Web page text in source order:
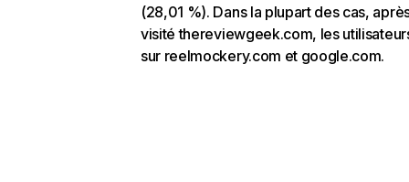
(28,01 %). Dans la plupart des cas,
visité thereviewgeek.com, les
sur reelmockery.com et google.com.